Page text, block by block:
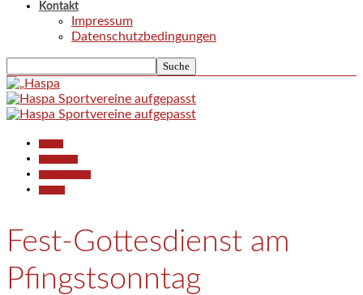
Kontakt
Impressum
Datenschutzbedingungen
Fest-Gottesdienst am
Pfingstsonntag